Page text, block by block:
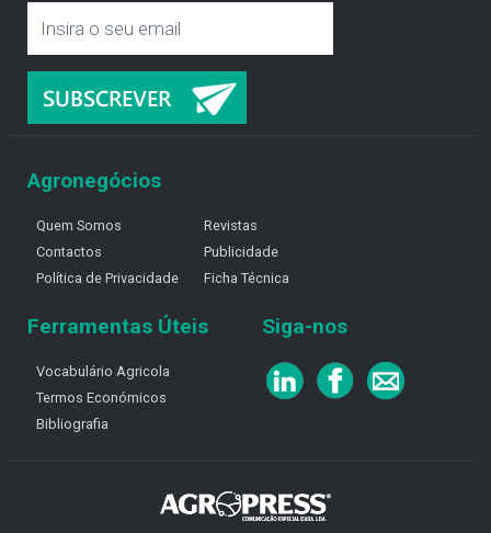
Agronegócios
Quem Somos
Contactos
Política de Privacidade
Revistas
Publicidade
Ficha Técnica
Ferramentas Úteis
Vocabulário Agricola
Termos Económicos
Bibliografia
Siga-nos